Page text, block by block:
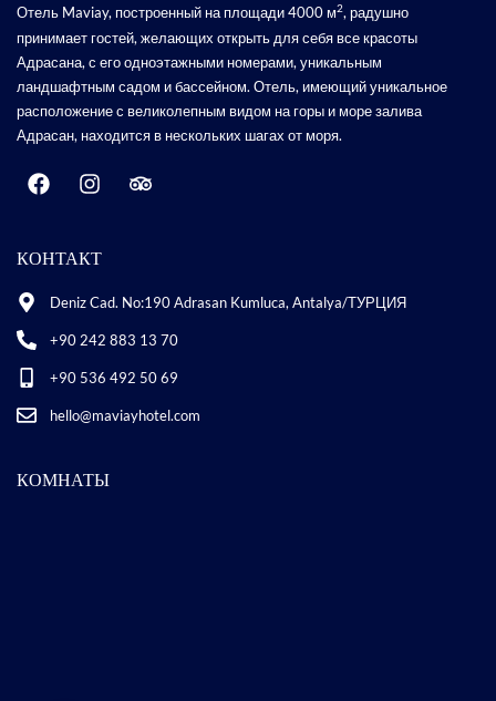
Отель Maviay, построенный на площади 4000 м2, радушно
принимает гостей, желающих открыть для себя все красоты
Адрасана, с его одноэтажными номерами, уникальным
ландшафтным садом и бассейном. Отель, имеющий уникальное
расположение с великолепным видом на горы и море залива
Адрасан, находится в нескольких шагах от моря.
КОНТАКТ
Deniz Cad. No:190 Adrasan Kumluca, Antalya/ТУРЦИЯ
+90 242 883 13 70
+90 536 492 50 69
hello@maviayhotel.com
КОМНАТЫ